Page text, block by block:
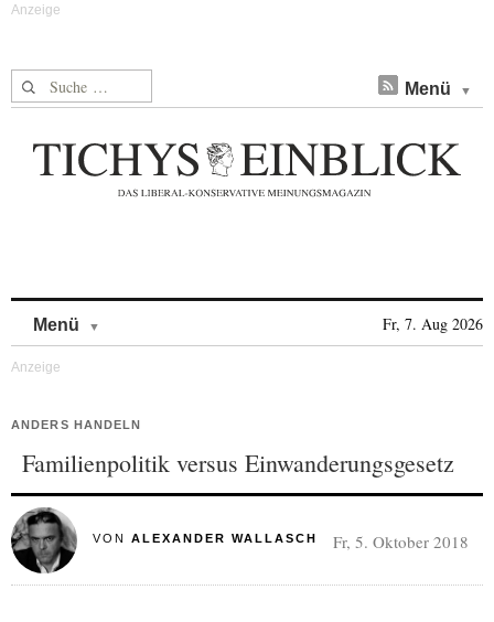
Suche nach: Menü
Menü Fr, 7. Aug 2026
ANDERS HANDELN
Familienpolitik versus Einwanderungsgesetz
VON ALEXANDER WALLASCH Fr, 5. Oktober 2018